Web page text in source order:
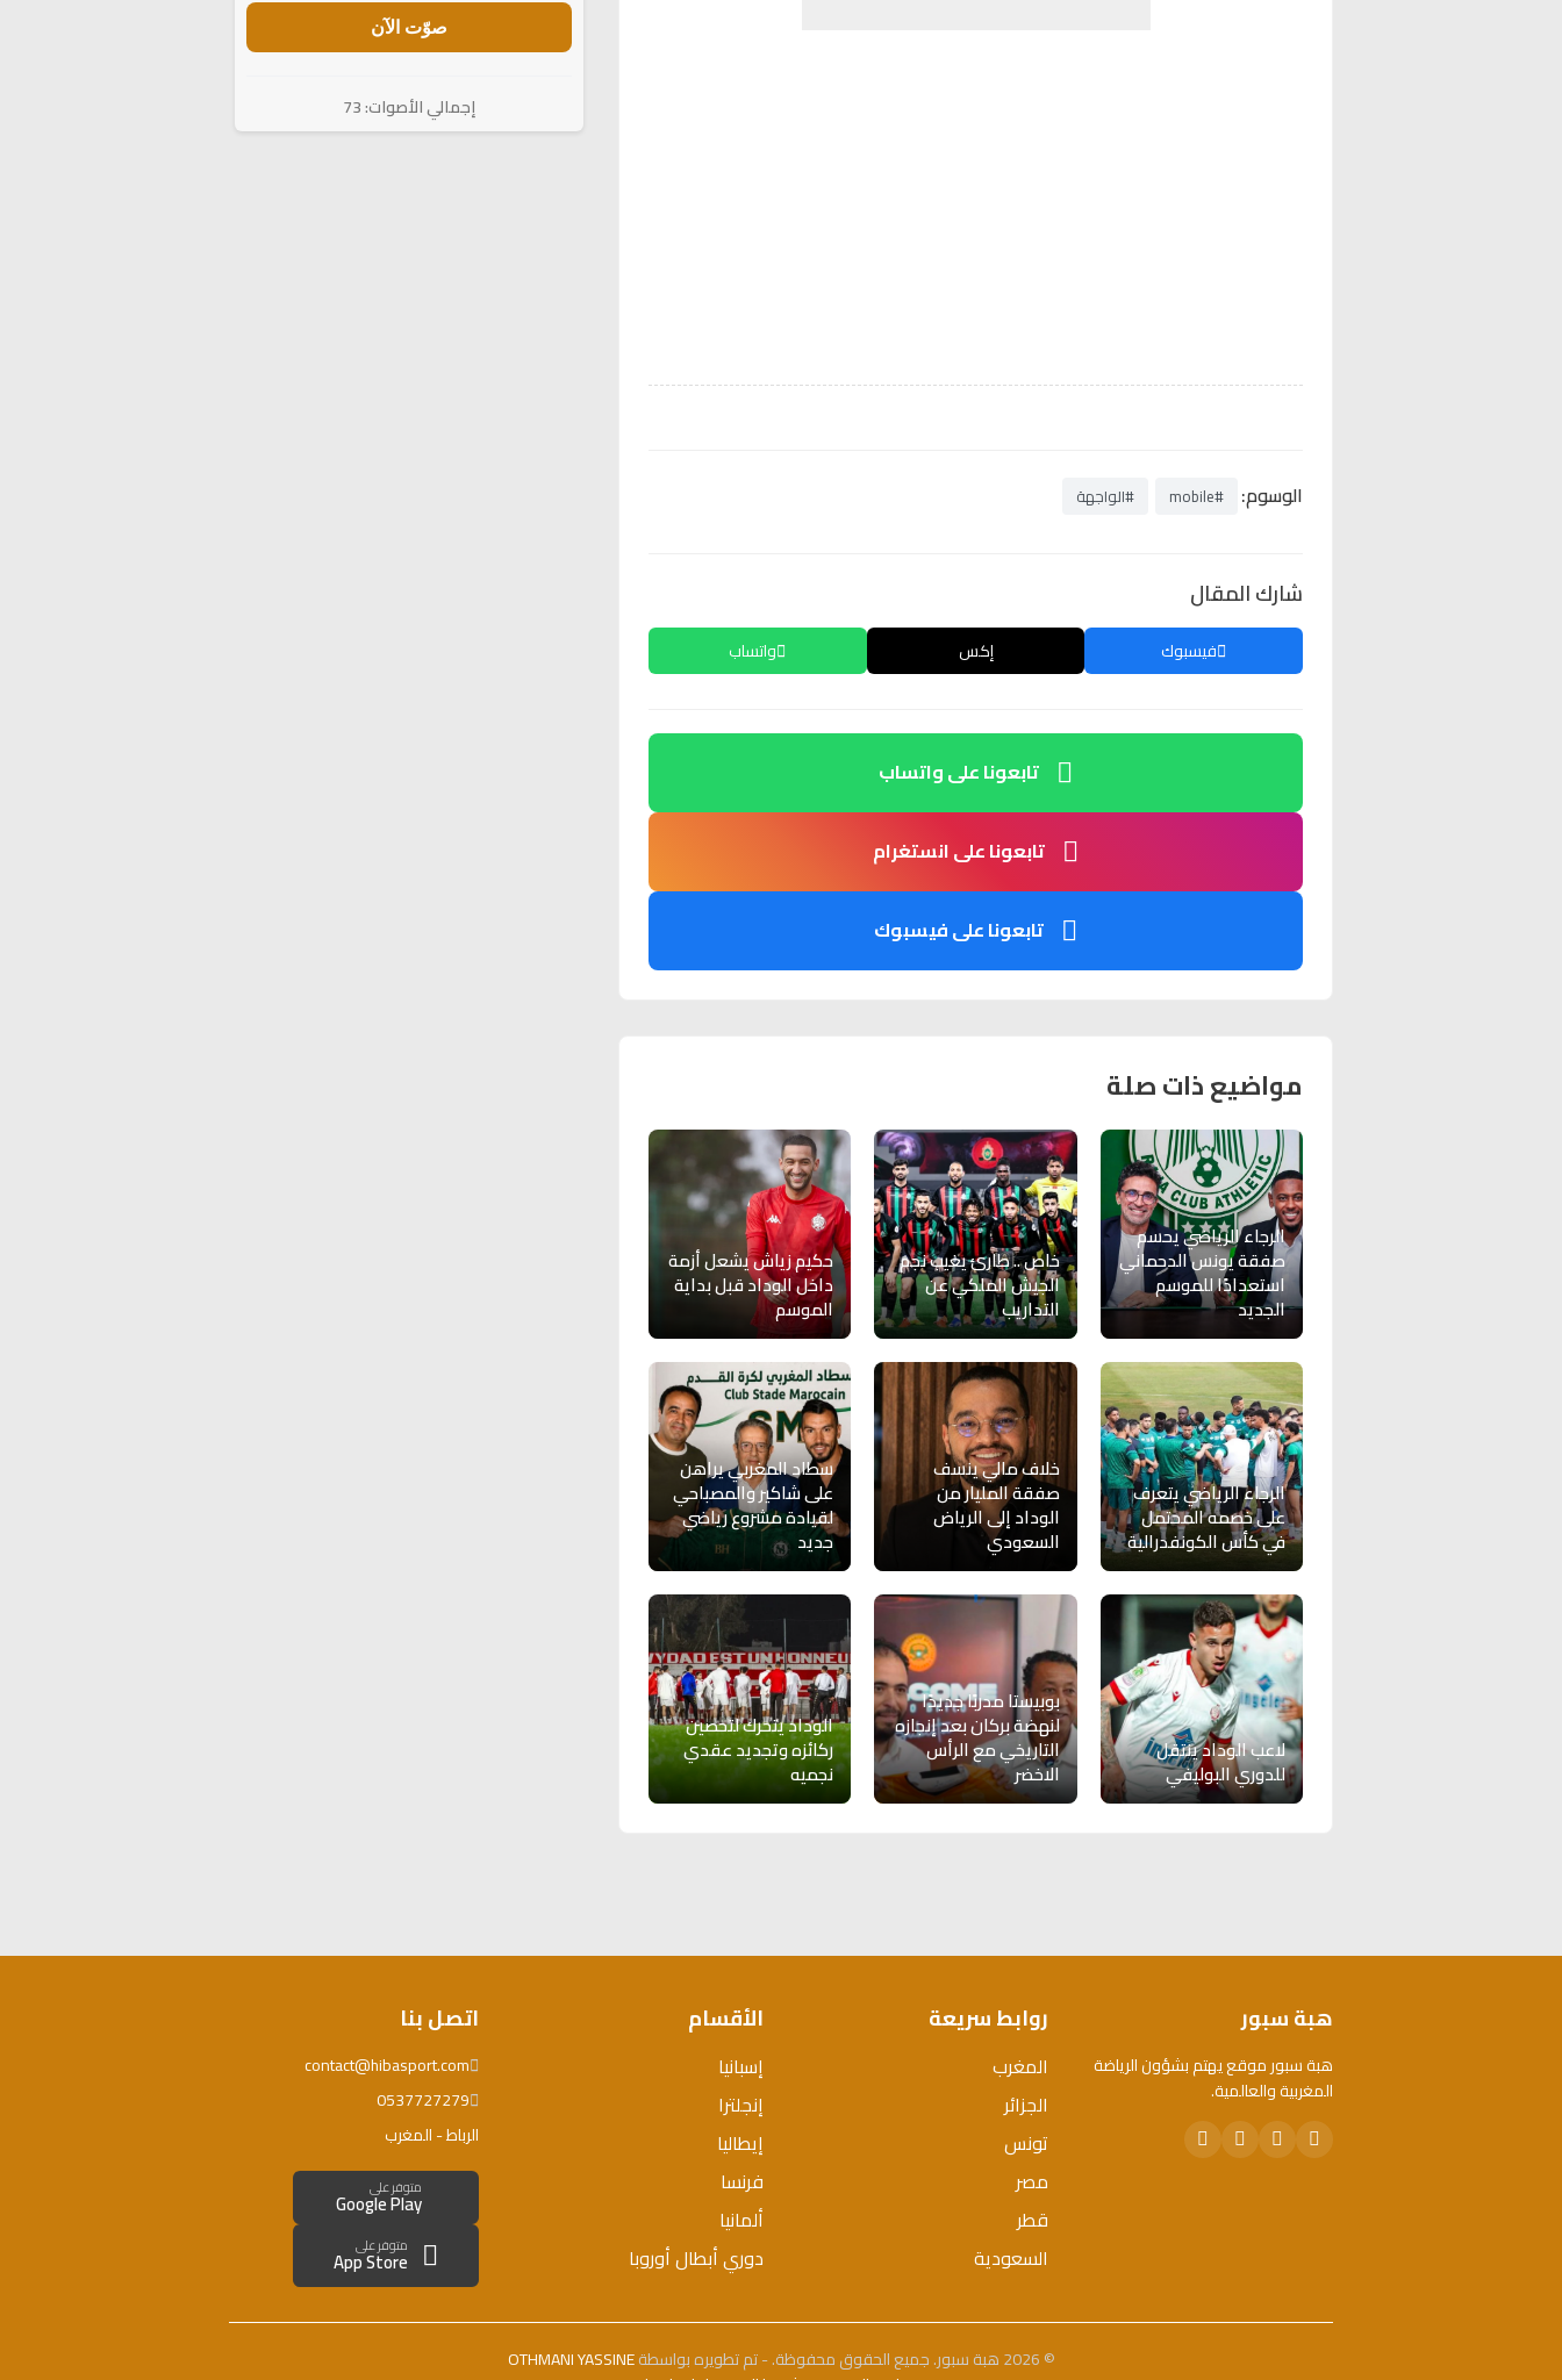
الوسوم: #mobile #الواجهة
شارك المقال
فيسبوك إكس واتساب
تابعونا على واتساب
تابعونا على انستغرام
تابعونا على فيسبوك
مواضيع ذات صلة
الرجاء الرياضي يحسم
صفقة يونس الدحماني
استعدادًا للموسم
الجديد
خاص .. طارئ يغيب نجم
الجيش الملكي عن
التداريب
حكيم زياش يشعل أزمة
داخل الوداد قبل بداية
الموسم
الرجاء الرياضي يتعرف
على خصمه المحتمل
في كأس الكونفدرالية
خلاف مالي ينسف
صفقة المليار من
الوداد إلى الرياض
السعودي
سطاد المغربي يراهن
على شاكير والمصباحي
لقيادة مشروع رياضي
جديد
لاعب الوداد ينتقل
للدوري البوليفي
بوبيستا مدربًا جديدًا
لنهضة بركان بعد إنجازه
التاريخي مع الرأس
الاخضر
الوداد يتحرك لتحصين
ركائزه وتجديد عقدي
نجميه
صوّت الآن
إجمالي الأصوات: 73
هبة سبور
هبة سبور موقع يهتم بشؤون الرياضة
المغربية والعالمية.
روابط سريعة
المغرب
الجزائر
تونس
مصر
قطر
السعودية
الأقسام
إسبانيا
إنجلترا
إيطاليا
فرنسا
ألمانيا
دوري أبطال أوروبا
اتصل بنا
contact@hibasport.com
0537727279
الرباط - المغرب
متوفر على
Google Play
متوفر على
App Store
© 2026 هبة سبور. جميع الحقوق محفوظة. - تم تطويره بواسطة
OTHMANI YASSINE